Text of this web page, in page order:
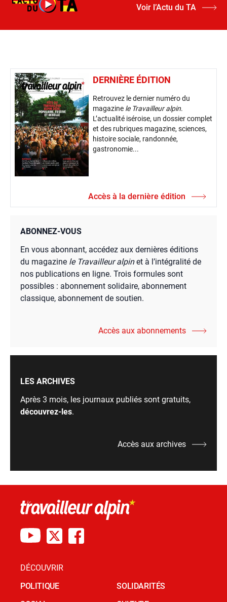
Voir l’Actu du TA
DERNIÈRE ÉDITION
Retrouvez le dernier numéro du
magazine le Travailleur alpin.
L’actualité iséroise, un dossier complet
et des rubriques magazine, sciences,
histoire sociale, randonnée,
gastronomie...
Accès à la dernière édition
ABONNEZ-VOUS
En vous abonnant, accédez aux dernières éditions
du magazine le Travailleur alpinet à l’intégralité de
nos publications en ligne. Trois formules sont
possibles : abonnement solidaire, abonnement
classique, abonnement de soutien.
Accès aux abonnements
LES ARCHIVES
Après 3 mois, les journaux publiés sont gratuits,
découvrez-les.
Accès aux archives
DÉCOUVRIR
POLITIQUE
SOLIDARITÉS